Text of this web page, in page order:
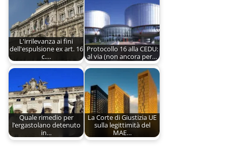
L'irrilevanza ai fini
dell'espulsione ex art. 16
c.…
Protocollo 16 alla CEDU:
al via (non ancora per…
Quale rimedio per
l’ergastolano detenuto
in…
La Corte di Giustizia UE
sulla legittimità del
MAE…